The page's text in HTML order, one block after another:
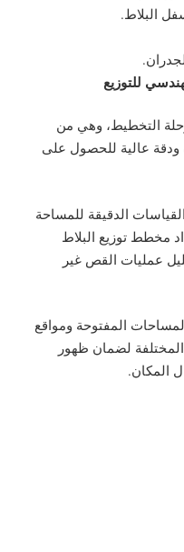
البلاط.
للتوزيع
التخطيط، وهي من
ودقة عالية للحصول على
الدقيقة للمساحة
مخطط توزيع البلاط
عمليات القص غير
المفتوحة ومواقع
المختلفة لضمان ظهور
المكان.